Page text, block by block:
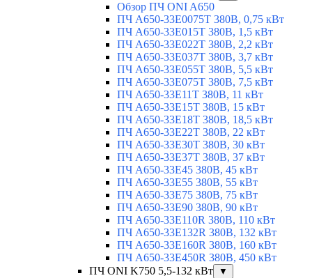
Обзор ПЧ ONI A650
ПЧ A650-33E0075T 380В, 0,75 кВт
ПЧ A650-33E015T 380В, 1,5 кВт
ПЧ A650-33E022T 380В, 2,2 кВт
ПЧ A650-33E037T 380В, 3,7 кВт
ПЧ A650-33E055T 380В, 5,5 кВт
ПЧ A650-33E075T 380В, 7,5 кВт
ПЧ A650-33E11T 380В, 11 кВт
ПЧ A650-33E15T 380В, 15 кВт
ПЧ A650-33E18T 380В, 18,5 кВт
ПЧ A650-33E22T 380В, 22 кВт
ПЧ A650-33E30T 380В, 30 кВт
ПЧ A650-33E37T 380В, 37 кВт
ПЧ A650-33E45 380В, 45 кВт
ПЧ A650-33E55 380В, 55 кВт
ПЧ A650-33E75 380В, 75 кВт
ПЧ A650-33E90 380В, 90 кВт
ПЧ A650-33E110R 380В, 110 кВт
ПЧ A650-33E132R 380В, 132 кВт
ПЧ A650-33E160R 380В, 160 кВт
ПЧ A650-33E450R 380В, 450 кВт
ПЧ ONI K750 5,5-132 кВт
▼